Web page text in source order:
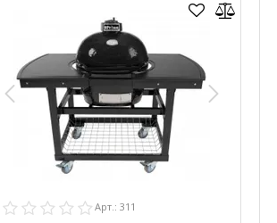
Арт.: 311